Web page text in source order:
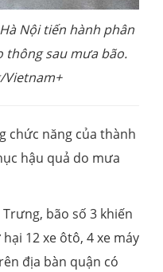
Nội tiến hành phân
thông sau mưa bão.
Vietnam+
chức năng của thành
hậu quả do mưa
bão số 3 khiến
12 xe ôtô, 4 xe máy
địa bàn quận có